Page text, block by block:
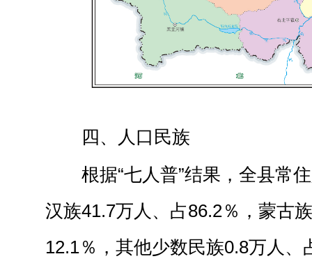
四、人口民族
根据“七人普”结果，全县常
汉族41.7万人、占86.2％，蒙古
12.1％，其他少数民族0.8万人、